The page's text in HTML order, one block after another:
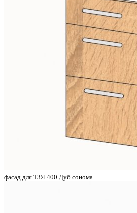
фасад для Т3Я 400 Дуб сонома